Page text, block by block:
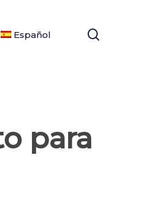
Español
para